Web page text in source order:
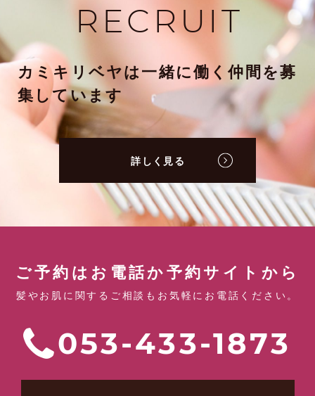
RECRUIT
カミキリベヤは一緒に働く仲間を募
集しています
詳しく見る
ご予約はお電話か予約サイトから
髪やお肌に関するご相談もお気軽にお電話ください。
053-433-1873